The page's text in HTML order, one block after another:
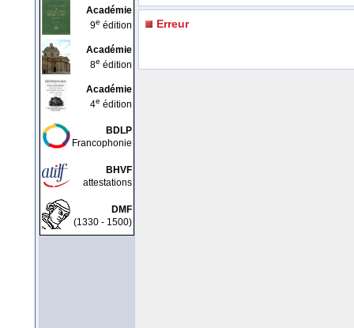
Académie
9e édition
Académie
8e édition
Académie
4e édition
BDLP
Francophonie
BHVF
attestations
DMF
(1330 - 1500)
Erreur